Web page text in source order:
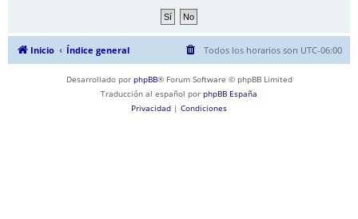
Inicio Índice general Todos los horarios son UTC-06:00
Desarrollado por phpBB® Forum Software © phpBB Limited
Traducción al español por phpBB España
Privacidad | Condiciones